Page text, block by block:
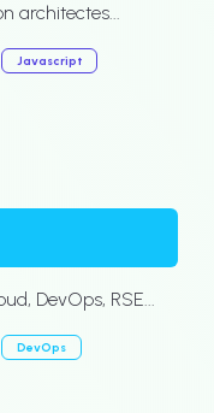
architectes...
Javascript
DevOps, RSE...
DevOps